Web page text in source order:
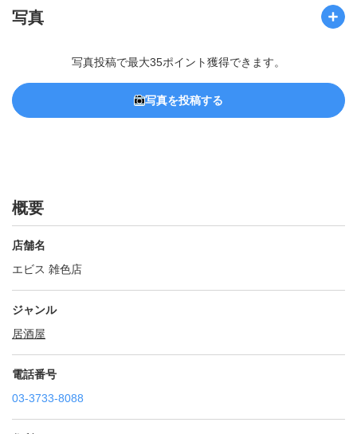
写真
写真投稿で最大35ポイント獲得できます。
写真を投稿する
概要
店舗名
エビス 雑色店
ジャンル
居酒屋
電話番号
03-3733-8088